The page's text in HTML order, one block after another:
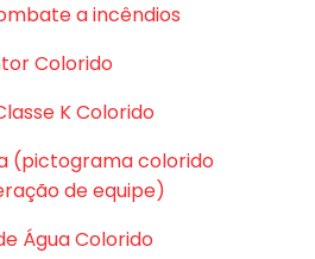
a incêndios
Colorido
K Colorido
(pictograma colorido
de equipe)
Água Colorido